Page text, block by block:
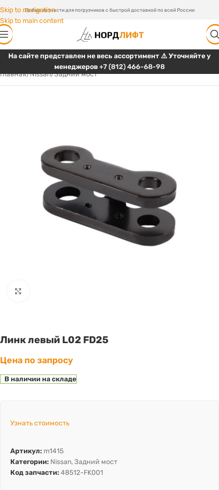
Skip to navigation
Skip to main content
Любые запчасти для погрузчиков с быстрой доставкой по всей России
На сайте представлен не весь ассортимент ⚠️ Уточняйте у
менеджеров+7 (812) 466-68-98
Главная/Nissan/Задний мост
Линк левый L02 FD25
Цена по запросу
В наличии на складе
Узнать стоимость
Артикул: m1415
Категории: Nissan,Задний мост
Код запчасти: 48512-FK001